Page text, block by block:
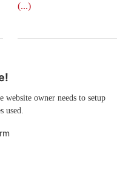
(...)
owner needs to setup
used.